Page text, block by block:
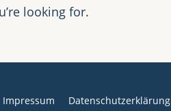
looking for.
Impressum Datenschutzerklärung